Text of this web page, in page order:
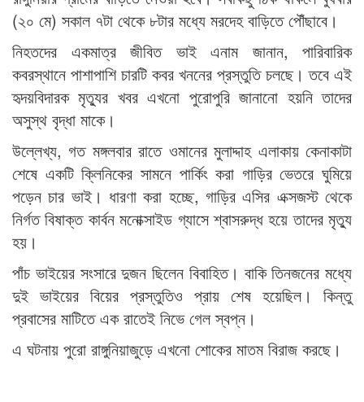
(২০ মে) সকাল ৭টা থেকে ৮টার মধ্যে মরদেহ বাড়িতে পৌঁছাবে।
নিহতদের একমাত্র জীবিত ভাই এনাম জানান, পারিবারিক
কবরস্থানে পাশাপাশি চারটি কবর খননের প্রস্তুতি চলছে। তবে এই
হৃদয়বিদারক মৃত্যুর খবর এখনো পুরোপুরি জানানো হয়নি তাদের
অসুস্থ বৃদ্ধা মাকে।
উল্লেখ্য, গত মঙ্গলবার রাতে ওমানের মুলাদ্দাহ এলাকায় কেনাকাটা
শেষে একটি ক্লিনিকের সামনে পার্কিং করা গাড়ির ভেতরে ঘুমিয়ে
পড়েন চার ভাই। ধারণা করা হচ্ছে, গাড়ির এসির এক্সজস্ট থেকে
নির্গত বিষাক্ত কার্বন মনোক্সাইড গ্যাসে শ্বাসরুদ্ধ হয়ে তাদের মৃত্যু
হয়।
পাঁচ ভাইয়ের সংসারে দুজন ছিলেন বিবাহিত। বাকি তিনজনের মধ্যে
দুই ভাইয়ের বিয়ের প্রস্তুতিও প্রায় শেষ হয়েছিল। কিন্তু
প্রবাসের মাটিতে এক রাতেই নিভে গেল স্বপ্ন।
এ ঘটনায় পুরো রাঙ্গুনিয়াজুড়ে এখনো শোকের মাতম বিরাজ করছে।